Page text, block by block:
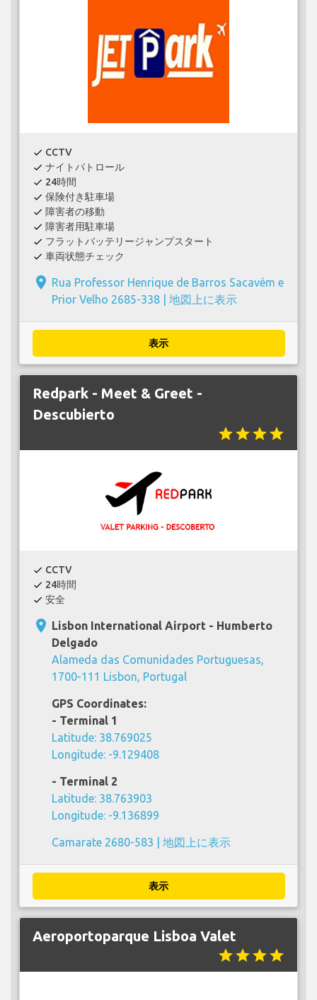
check CCTV
check ナイトパトロール
check 24時間
check 保険付き駐車場
check 障害者の移動
check 障害者用駐車場
check フラットバッテリージャンプスタート
check 車両状態チェック
place Rua Professor Henrique de Barros Sacavém e
Prior Velho 2685-338 | 地図上に表示
表示
Redpark - Meet & Greet -
Descubierto
starstarstarstar
check CCTV
check 24時間
check 安全
place Lisbon International Airport - Humberto
Delgado
Alameda das Comunidades Portuguesas,
1700-111 Lisbon, Portugal
GPS Coordinates:
- Terminal 1
Latitude: 38.769025
Longitude: -9.129408
- Terminal 2
Latitude: 38.763903
Longitude: -9.136899
Camarate 2680-583 | 地図上に表示
表示
Aeroportoparque Lisboa Valet
starstarstarstar